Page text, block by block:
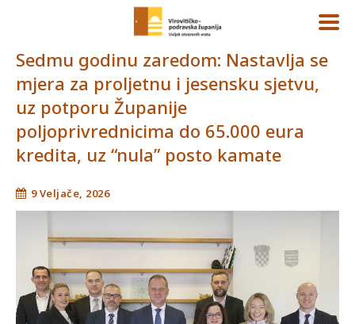
Sedmu godinu zaredom: Nastavlja se
mjera za proljetnu i jesensku sjetvu,
uz potporu Županije
poljoprivrednicima do 65.000 eura
kredita, uz “nula” posto kamate
9 Veljače, 2026